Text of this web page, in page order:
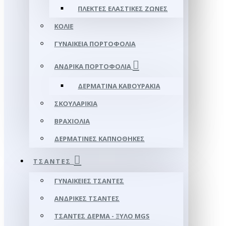
ΠΛΕΚΤΈΣ ΕΛΑΣΤΙΚΈΣ ΖΏΝΕΣ
ΚΟΛΙΈ
ΓΥΝΑΙΚΕΊΑ ΠΟΡΤΟΦΌΛΙΑ
ΑΝΔΡΙΚΆ ΠΟΡΤΟΦΌΛΙΑ
ΔΕΡΜΆΤΙΝΑ ΚΑΒΟΥΡΆΚΙΑ
ΣΚΟΥΛΑΡΊΚΙΑ
ΒΡΑΧΙΌΛΙΑ
ΔΕΡΜΆΤΙΝΕΣ ΚΑΠΝΟΘΉΚΕΣ
ΤΣΆΝΤΕΣ
ΓΥΝΑΙΚΕΊΕΣ ΤΣΆΝΤΕΣ
ΑΝΔΡΙΚΈΣ ΤΣΆΝΤΕΣ
ΤΣΆΝΤΕΣ ΔΈΡΜΑ - ΞΎΛΟ MGS